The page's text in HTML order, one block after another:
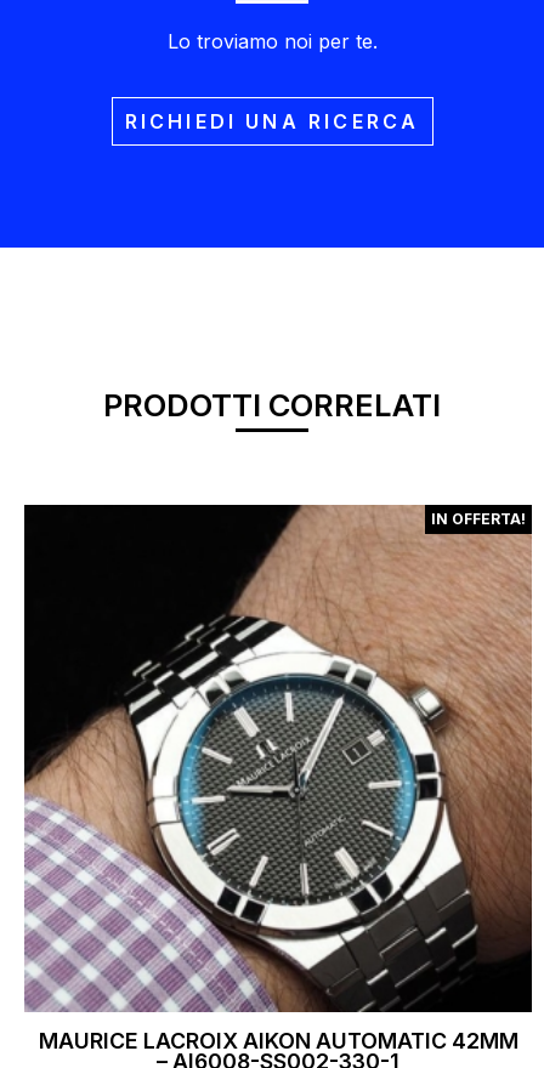
Lo troviamo noi per te.
RICHIEDI UNA RICERCA
PRODOTTI CORRELATI
IN OFFERTA!
MAURICE LACROIX AIKON AUTOMATIC 42MM
– AI6008-SS002-330-1